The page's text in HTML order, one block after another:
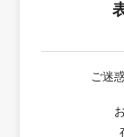
ご迷